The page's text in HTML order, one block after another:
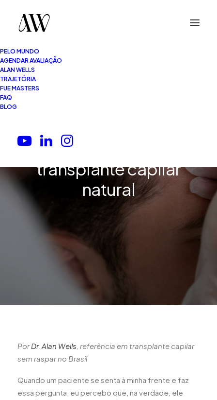
PELO MUNDO
AGENDAR AVALIAÇÃO
ALAN WELLS
TRAJETÓRIA
FUE MASTERS
FAQ
BLOG
necessários para um
transplante capilar
natural
PorDr. Alan Wells , referência em transplante capilar
sem raspar no Brasil
Quando um paciente se senta à minha frente e faz
essa pergunta, eu percebo que, na verdade, ele